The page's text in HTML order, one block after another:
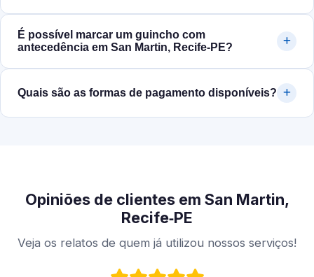
É possível marcar um guincho com
antecedência em San Martin, Recife‑PE?
Quais são as formas de pagamento disponíveis?
Opiniões de clientes em San Martin,
Recife‑PE
Veja os relatos de quem já utilizou nossos serviços!